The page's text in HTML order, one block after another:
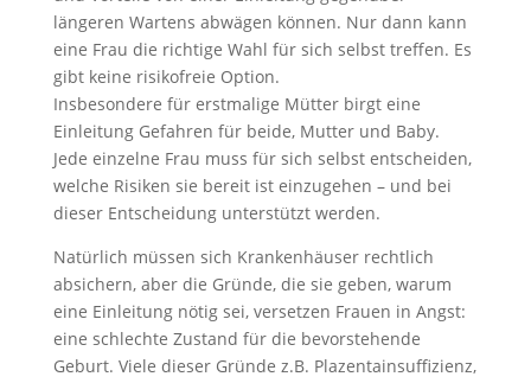
längeren Wartens abwägen können. Nur dann kann
eine Frau die richtige Wahl für sich selbst treffen. Es
gibt keine risikofreie Option.
Insbesondere für erstmalige Mütter birgt eine
Einleitung Gefahren für beide, Mutter und Baby.
Jede einzelne Frau muss für sich selbst entscheiden,
welche Risiken sie bereit ist einzugehen – und bei
dieser Entscheidung unterstützt werden.
Natürlich müssen sich Krankenhäuser rechtlich
absichern, aber die Gründe, die sie geben, warum
eine Einleitung nötig sei, versetzen Frauen in Angst:
eine schlechte Zustand für die bevorstehende
Geburt. Viele dieser Gründe z.B. Plazentainsuffizienz,